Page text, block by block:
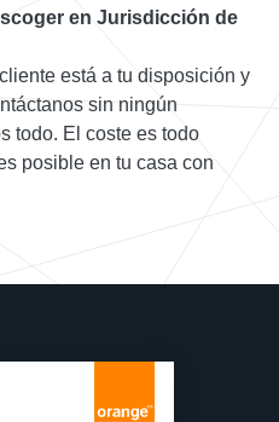
en Jurisdicción de
está a tu disposición y
sin ningún
todo. El coste es todo
posible en tu casa con